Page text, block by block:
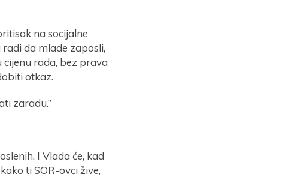
na socijalne
da mlade zaposli,
rada, bez prava
otkaz.
zaradu.”
I Vlada će, kad
ti SOR-ovci žive,